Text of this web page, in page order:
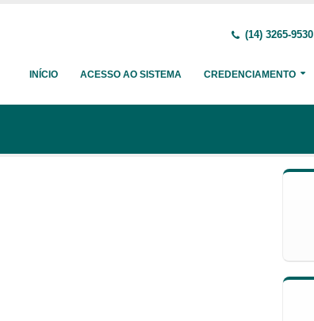
(14) 3265-9530
INÍCIO ACESSO AO SISTEMA CREDENCIAMENTO